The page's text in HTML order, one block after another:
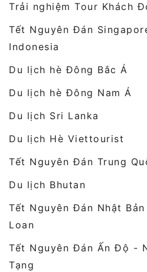
Trải nghiệm Tour Khách
Tết Nguyên Đán
Indonesia
Du lịch hè Đông Bắc Á
Du lịch hè Đông Nam Á
Du lịch Sri Lanka
Du lịch Hè Viettourist
Tết Nguyên Đán Trung
Du lịch Bhutan
Tết Nguyên Đán Nhật
Loan
Tết Nguyên Đán Ấn Độ -
Tạng